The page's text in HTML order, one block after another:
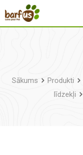
uz
Sākums Produkti
līdzekļi